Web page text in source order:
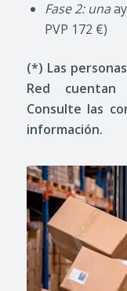
Fase 2: una
PVP 172 €)
(*) Las
Red cuentan
Consulte las
información.